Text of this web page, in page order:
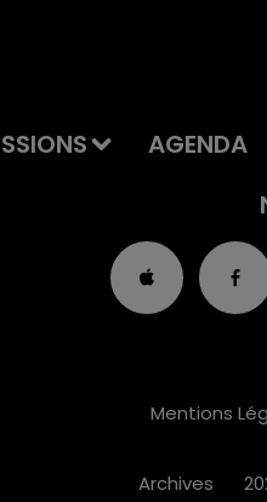
AGENDA
Mentions
Archives